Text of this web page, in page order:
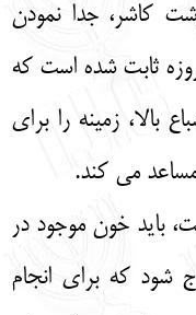
کاشر، جدا نمودن
ثابت شده است که
بالا، زمینه را برای
می‌ کند.
باید خون موجود در
که برای انجام